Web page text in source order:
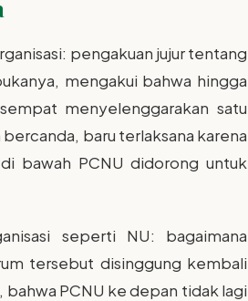
pengakuan jujur tentang
mengakui bahwa hingga
menyelenggarakan satu
baru terlaksana karena
bawah PCNU didorong untuk
seperti NU: bagaimana
tersebut disinggung kembali
bahwa PCNU ke depan tidak lagi